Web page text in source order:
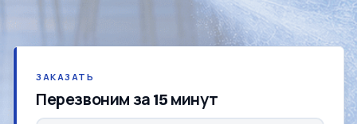
ЗАКАЗАТЬ
Перезвоним за 15 минут